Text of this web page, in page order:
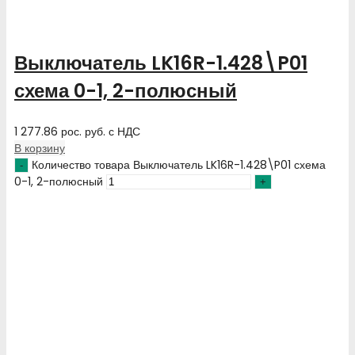
Выключатель LK16R-1.428\P01
схема 0-1, 2-полюсный
1 277.86 рос. руб. с НДС
В корзину
Количество товара Выключатель LK16R-1.428\P01 схема
0-1, 2-полюсный